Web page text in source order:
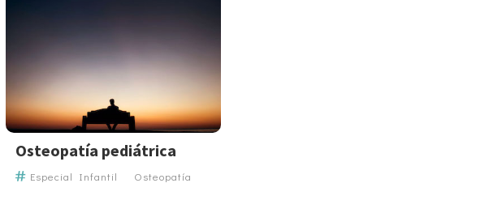
Osteopatía pediátrica
Especial Infantil Osteopatía